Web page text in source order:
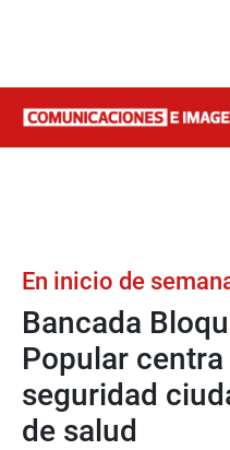
En inicio de
Bancada
Popular
seguridad
de salud